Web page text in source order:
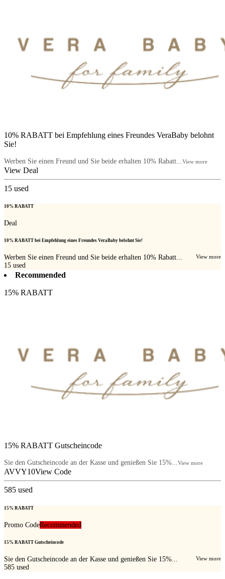
10% RABATT bei Empfehlung eines Freundes VeraBaby belohnt
Sie!
Werben Sie einen Freund und Sie beide erhalten 10% Rabatt... View more
View Deal
15 used
10% RABATT
Deal
10% RABATT bei Empfehlung eines Freundes VeraBaby belohnt Sie!
Werben Sie einen Freund und Sie beide erhalten 10% Rabatt... View more
15 used
Recommended
15% RABATT
15% RABATT Gutscheincode
Sie den Gutscheincode an der Kasse und genießen Sie 15%...View more
AVVY10View Code
585 used
15% RABATT
Promo CodeRecommended
15% RABATT Gutscheincode
Sie den Gutscheincode an der Kasse und genießen Sie 15%... View more
585 used